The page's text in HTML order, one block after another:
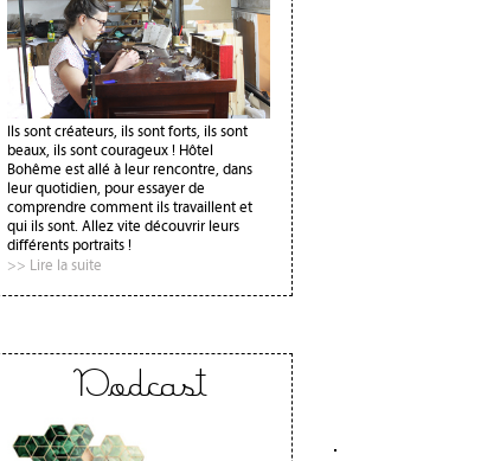
Ils sont créateurs, ils sont forts, ils sont
beaux, ils sont courageux ! Hôtel
Bohême est allé à leur rencontre, dans
leur quotidien, pour essayer de
comprendre comment ils travaillent et
qui ils sont. Allez vite découvrir leurs
différents portraits !
>> Lire la suite
Podcast